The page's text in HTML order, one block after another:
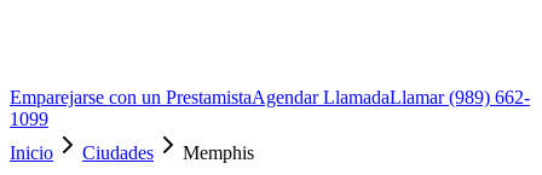
Emparejarse con un PrestamistaAgendar LlamadaLlamar (989) 662-
1099
Inicio
Ciudades
Memphis